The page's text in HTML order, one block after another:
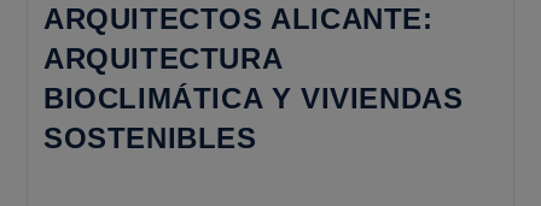
ARQUITECTOS ALICANTE:
ARQUITECTURA
BIOCLIMÁTICA Y VIVIENDAS
SOSTENIBLES